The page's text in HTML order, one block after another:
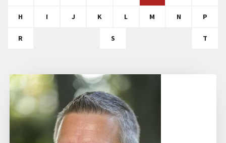
H I J K L M N P
R S T